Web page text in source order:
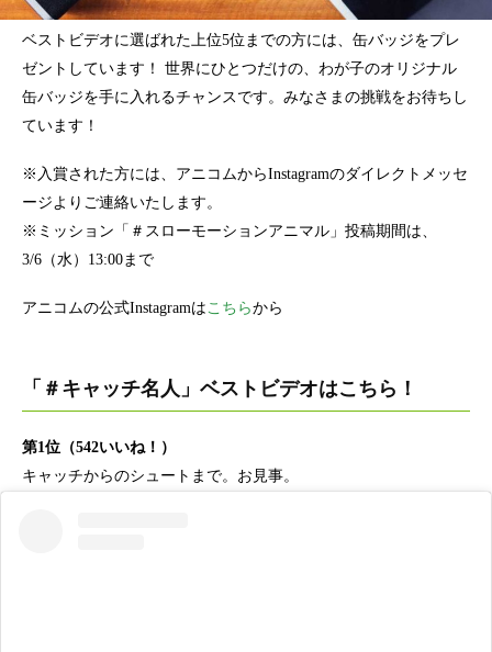
ベストビデオに選ばれた上位5位までの方には、缶バッジをプレ
ゼントしています！ 世界にひとつだけの、わが子のオリジナル
缶バッジを手に入れるチャンスです。みなさまの挑戦をお待ちし
ています！
※入賞された方には、アニコムからInstagramのダイレクトメッセ
ージよりご連絡いたします。
※ミッション「＃スローモーションアニマル」投稿期間は、
3/6（水）13:00まで
アニコムの公式Instagramは こちらから
「＃キャッチ名人」ベストビデオはこちら！
第1位（542いいね！）
キャッチからのシュートまで。お見事。